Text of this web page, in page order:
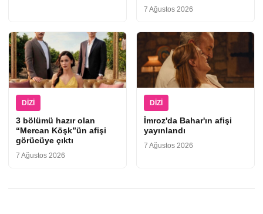
7 Ağustos 2026
DIZI
3 bölümü hazır olan
“Mercan Köşk”ün afişi
görücüye çıktı
7 Ağustos 2026
DIZI
İmroz'da Bahar'ın afişi
yayınlandı
7 Ağustos 2026